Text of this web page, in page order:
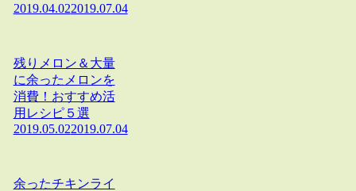
2019.04.022019.07.04
残りメロン＆大量
に余ったメロンを
消費！おすすめ活
用レシピ５選
2019.05.022019.07.04
余ったチキンライ